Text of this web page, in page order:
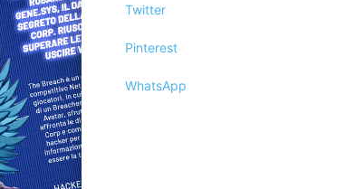
Twitter
Pinterest
WhatsApp